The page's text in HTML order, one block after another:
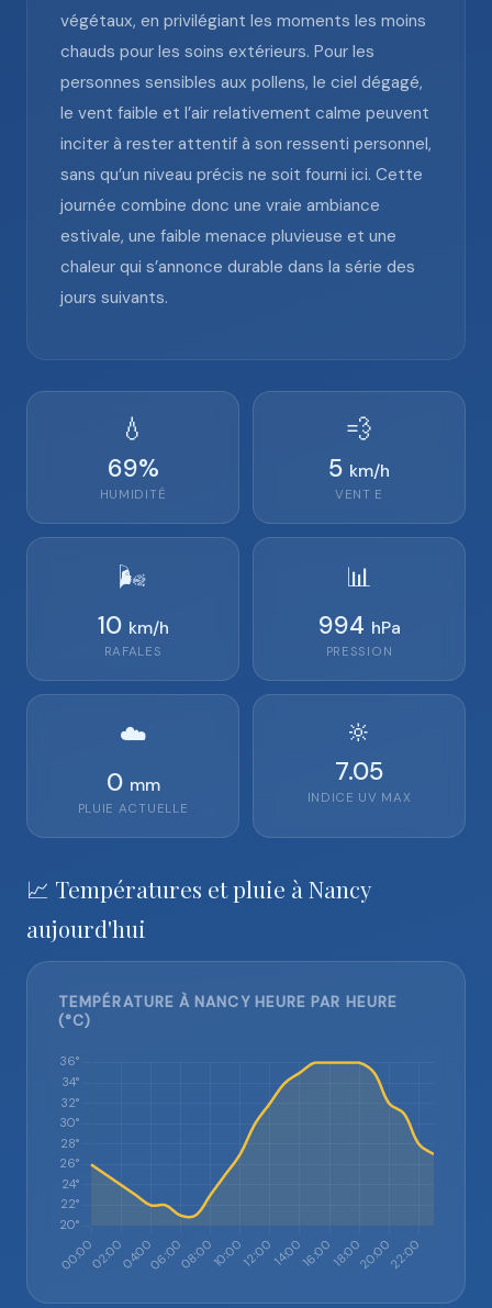
végétaux, en privilégiant les moments les moins
chauds pour les soins extérieurs. Pour les
personnes sensibles aux pollens, le ciel dégagé,
le vent faible et l’air relativement calme peuvent
inciter à rester attentif à son ressenti personnel,
sans qu’un niveau précis ne soit fourni ici. Cette
journée combine donc une vraie ambiance
estivale, une faible menace pluvieuse et une
chaleur qui s’annonce durable dans la série des
jours suivants.
💧
69%
HUMIDITÉ
💨
5 km/h
VENT E
🌬️
10 km/h
RAFALES
📊
994 hPa
PRESSION
☁️
0 mm
PLUIE ACTUELLE
🔆
7.05
INDICE UV MAX
📈 Températures et pluie à Nancy
aujourd'hui
TEMPÉRATURE À NANCY HEURE PAR HEURE
(°C)